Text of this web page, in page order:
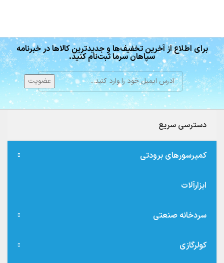
برای اطلاع از آخرین تخفیف‌ها و جدیدترین کالاها در خبرنامه
سپاهان سرما ثبت‌نام کنید.
دسترسی سریع
کمپرسورهای برودتی
ابزارآلات
سردخانه صنعتی
کولرگازی